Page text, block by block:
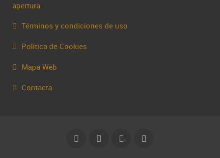
apertura
Términos y condiciones de uso
Política de Cookies
Mapa Web
Contacta